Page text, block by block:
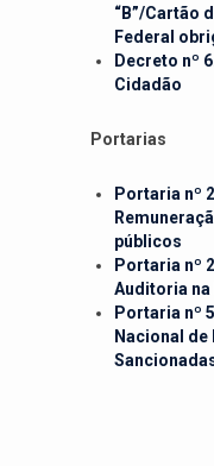
“B”/Cartão
Federal
Decreto nº
Cidadão
Portarias
Portaria nº
públicos
Portaria nº
Auditoria
Portaria nº
Nacional